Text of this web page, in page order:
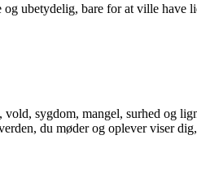
ubetydelig, bare for at ville have
sygdom, mangel, surhed og
du møder og oplever viser